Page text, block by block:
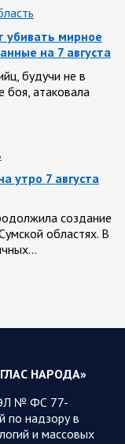
убивать мирное
на 7 августа
будучи не в
боя, атаковала
утро 7 августа
создание
областях. В
о ходе
ВС РФ
НАРОДА»
№ ФС 77-
по надзору в
и массовых